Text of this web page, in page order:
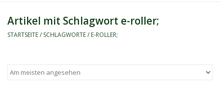
Camping/Outdoor
Artikel mit Schlagwort e-roller;
STARTSEITE/ SCHLAGWORTE/ E-ROLLER;